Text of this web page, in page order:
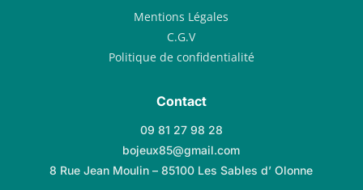
Mentions Légales
C.G.V
Politique de confidentialité
Contact
09 81 27 98 28
bojeux85@gmail.com
8 Rue Jean Moulin – 85100 Les Sables d’ Olonne